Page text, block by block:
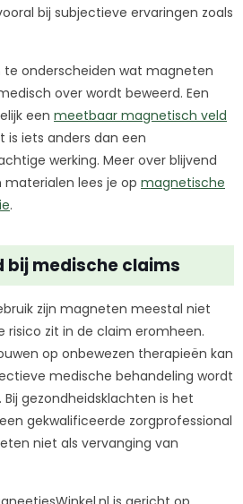
bij subjectieve ervaringen zoals
te onderscheiden wat magneten
over wordt beweerd. Een
een meetbaar magnetisch veld
is iets anders dan een
werking. Meer over blijvend
lees je op magnetische
.
bij medische claims
zijn magneten meestal niet
zit in de claim eromheen.
op onbewezen therapieën kan
medische behandeling wordt
gezondheidsklachten is het
gekwalificeerde zorgprofessional
niet als vervanging van